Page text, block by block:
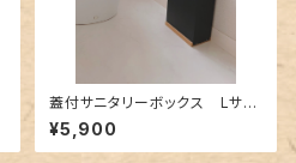
蓋付サニタリーボックス Lサイ
ズ ブラック（トイレポット・ダス
トボックス）
¥5,900